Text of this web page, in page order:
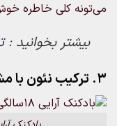
می‌تونه کلی خاطره
بیشتر بخوانید :
3. ترکیب نئون با مشکی و نقره‌ای